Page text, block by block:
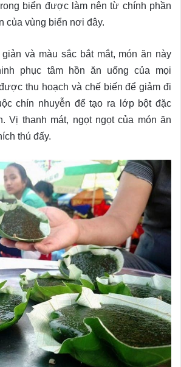
biển được làm nên từ chính phần
của vùng biển nơi đây.
và màu sắc bắt mắt, món ăn này
phục tâm hồn ăn uống của mọi
thu hoạch và chế biến để giảm đi
chín nhuyễn để tạo ra lớp bột đặc
Vị thanh mát, ngọt ngọt của món ăn
thú đấy.